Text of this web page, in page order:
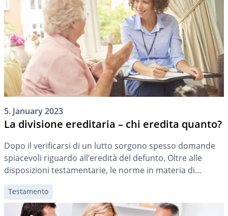
5. January 2023
La divisione ereditaria – chi eredita quanto?
Dopo il verificarsi di un lutto sorgono spesso domande
spiacevoli riguardo all’eredità del defunto. Oltre alle
disposizioni testamentarie, le norme in materia di
successione legale contribuiscono a chiarirle.
Testamento